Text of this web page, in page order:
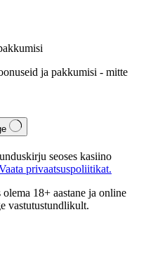
ja pakkumisi - mitte
seoses kasiino
privaatsuspoliitikat.
18+ aastane ja online
vastutustundlikult.